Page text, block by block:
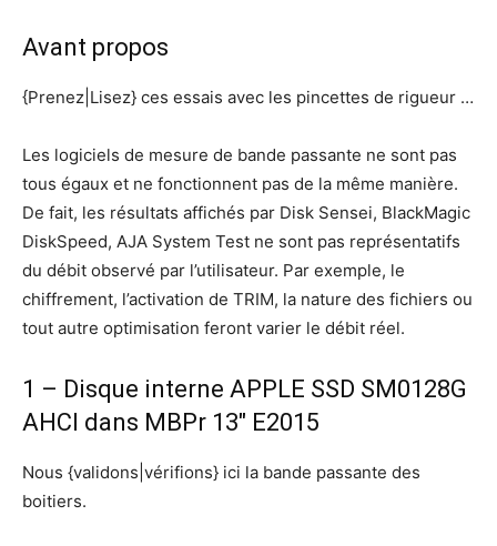
Avant propos
{Prenez|Lisez} ces essais avec les pincettes de rigueur …
Les logiciels de mesure de bande passante ne sont pas
tous égaux et ne fonctionnent pas de la même manière.
De fait, les résultats affichés par Disk Sensei, BlackMagic
DiskSpeed, AJA System Test ne sont pas représentatifs
du débit observé par l’utilisateur. Par exemple, le
chiffrement, l’activation de TRIM, la nature des fichiers ou
tout autre optimisation feront varier le débit réel.
1 – Disque interne APPLE SSD SM0128G
AHCI dans MBPr 13″ E2015
Nous {validons|vérifions} ici la bande passante des
boitiers.